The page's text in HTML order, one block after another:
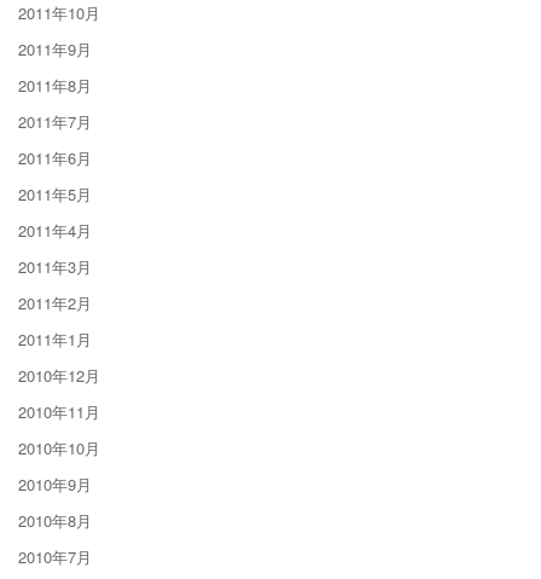
2011年10月
2011年9月
2011年8月
2011年7月
2011年6月
2011年5月
2011年4月
2011年3月
2011年2月
2011年1月
2010年12月
2010年11月
2010年10月
2010年9月
2010年8月
2010年7月